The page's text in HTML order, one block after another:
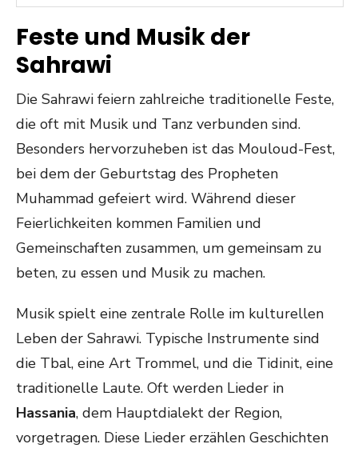
Feste und Musik der
Sahrawi
Die Sahrawi feiern zahlreiche traditionelle Feste,
die oft mit Musik und Tanz verbunden sind.
Besonders hervorzuheben ist das Mouloud-Fest,
bei dem der Geburtstag des Propheten
Muhammad gefeiert wird. Während dieser
Feierlichkeiten kommen Familien und
Gemeinschaften zusammen, um gemeinsam zu
beten, zu essen und Musik zu machen.
Musik spielt eine zentrale Rolle im kulturellen
Leben der Sahrawi. Typische Instrumente sind
die Tbal, eine Art Trommel, und die Tidinit, eine
traditionelle Laute. Oft werden Lieder in
Hassania, dem Hauptdialekt der Region,
vorgetragen. Diese Lieder erzählen Geschichten